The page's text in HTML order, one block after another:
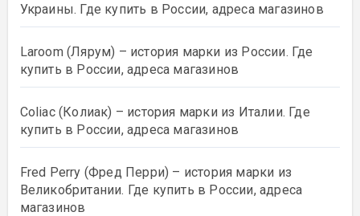
Украины. Где купить в России, адреса магазинов
Laroom (Лярум) – история марки из России. Где
купить в России, адреса магазинов
Coliac (Колиак) – история марки из Италии. Где
купить в России, адреса магазинов
Fred Perry (Фред Перри) – история марки из
Великобритании. Где купить в России, адреса
магазинов